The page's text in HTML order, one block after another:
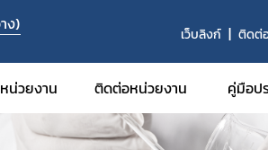
ง)
เว็บลิงก์ ติดต่
น่วยงาน ติดต่อหน่วยงาน คู่มือป